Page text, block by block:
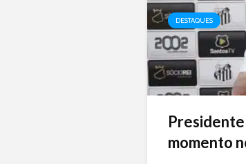
DESTAQUES
Presidente
momento